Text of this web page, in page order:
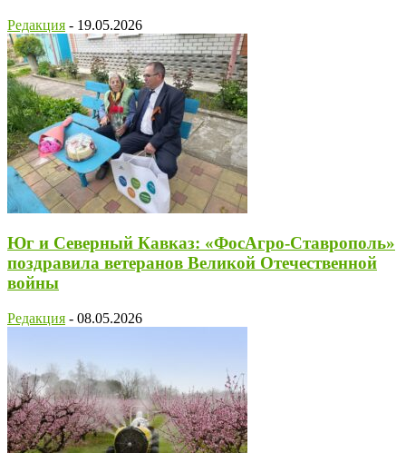
Редакция - 19.05.2026
Юг и Северный Кавказ: «ФосАгро-Ставрополь»
поздравила ветеранов Великой Отечественной
войны
Редакция - 08.05.2026